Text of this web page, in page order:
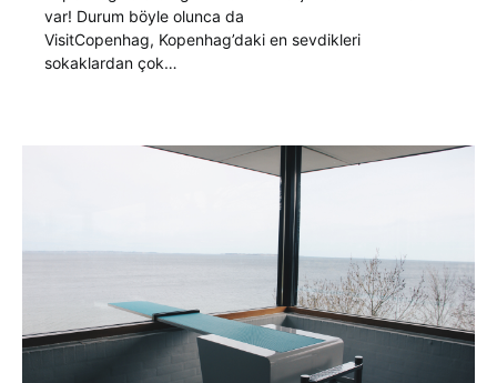
var! Durum böyle olunca da
VisitCopenhag, Kopenhag’daki en sevdikleri
sokaklardan çok…